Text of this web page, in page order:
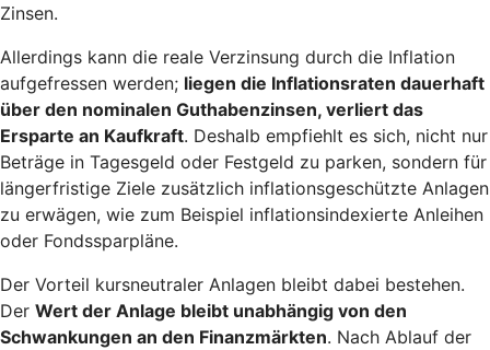
Zinsen.
Allerdings kann die reale Verzinsung durch die Inflation
aufgefressen werden; liegen die Inflationsraten dauerhaft
über den nominalen Guthabenzinsen, verliert das
Ersparte an Kaufkraft. Deshalb empfiehlt es sich, nicht nur
Beträge in Tagesgeld oder Festgeld zu parken, sondern für
längerfristige Ziele zusätzlich inflationsgeschützte Anlagen
zu erwägen, wie zum Beispiel inflationsindexierte Anleihen
oder Fondssparpläne.
Der Vorteil kursneutraler Anlagen bleibt dabei bestehen.
Der Wert der Anlage bleibt unabhängig von den
Schwankungen an den Finanzmärkten. Nach Ablauf der